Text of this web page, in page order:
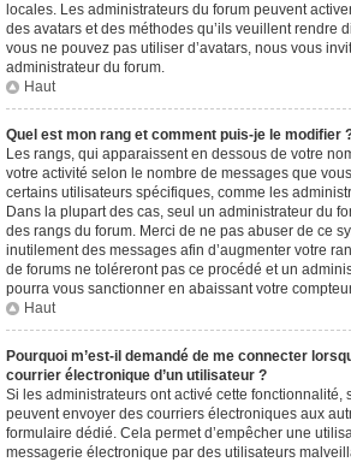
locales. Les administrateurs du forum peuvent
des avatars et des méthodes qu’ils veuillent rendre
vous ne pouvez pas utiliser d’avatars, nous vous
administrateur du forum.
Haut
Quel est mon rang et comment puis-je le modifier
Les rangs, qui apparaissent en dessous de votre
votre activité selon le nombre de messages que
certains utilisateurs spécifiques, comme les
Dans la plupart des cas, seul un administrateur du
des rangs du forum. Merci de ne pas abuser de ce
inutilement des messages afin d’augmenter votre
de forums ne toléreront pas ce procédé et un
pourra vous sanctionner en abaissant votre
Haut
Pourquoi m’est-il demandé de me connecter
courrier électronique d’un utilisateur ?
Si les administrateurs ont activé cette fonctionnalité,
peuvent envoyer des courriers électroniques aux
formulaire dédié. Cela permet d’empêcher une
messagerie électronique par des utilisateurs